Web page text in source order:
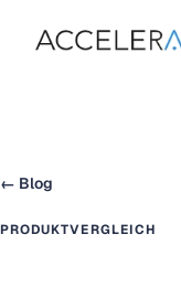
← Blog
PRODUKTVERGLEICH